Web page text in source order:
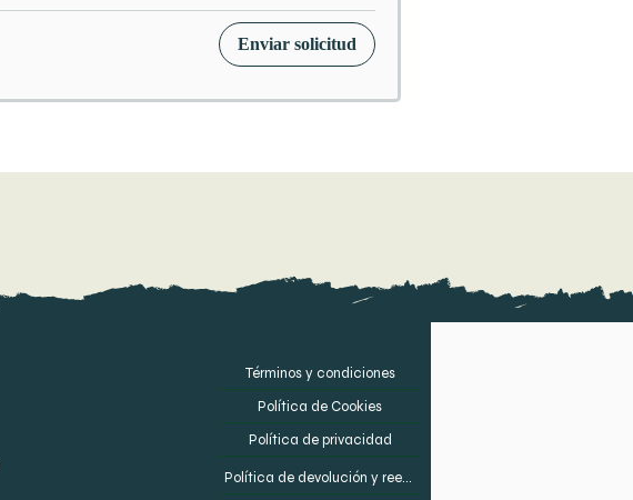
Enviar solicitud
Términos y condiciones
Política de Cookies
Política de privacidad
Política de devolución y reembolso